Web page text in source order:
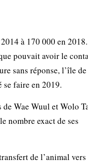
à 170 000 en 2018.
pouvait avoir le
sans réponse, l’île de
se faire en 2019.
Wae Wuul et Wolo
nombre exact de ses
de l’animal vers